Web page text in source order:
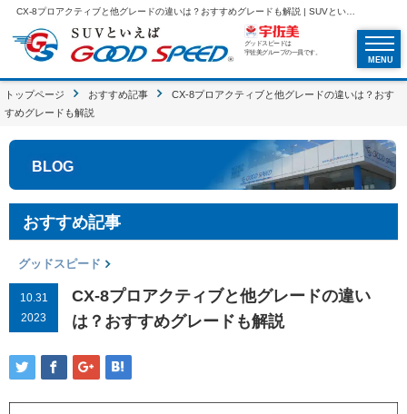
CX-8プロアクティブと他グレードの違いは？おすすめグレードも解説 | SUVといえばグッドスピードGOOD SPEED
グッドスピードは
宇佐美グループの一員です。
MENU
トップページ おすすめ記事
CX-8プロアクティブと他グレードの違いは？おす
すめグレードも解説
BLOG
おすすめ記事
グッドスピード
10.31
2023
CX-8プロアクティブと他グレードの違い
は？おすすめグレードも解説